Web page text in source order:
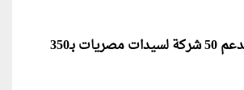
البنك الإسلامي يدعم 50 شركة لسيدات مصريات بـ350